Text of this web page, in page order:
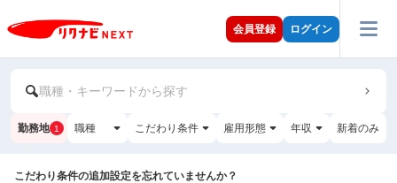
会員登録 ログイン
職種・キーワードから探す
勤務地 1 職種 こだわり条件 雇用形態 年収 新着のみ
こだわり条件の追加設定を忘れていませんか？